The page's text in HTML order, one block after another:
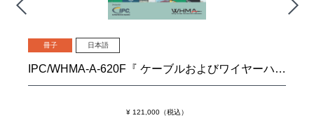
冊子 日本語
IPC/WHMA-A-620F『 ケーブルおよびワイヤーハーネス組立品の要求事項および許容基準』
¥ 121,000（税込）